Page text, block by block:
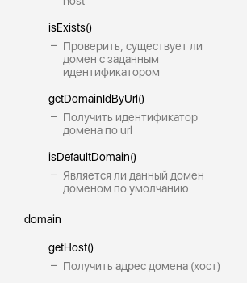
isExists()
Проверить, существует ли
домен с заданным
идентификатором
getDomainIdByUrl()
Получить идентификатор
домена по url
isDefaultDomain()
Является ли данный домен
доменом по умолчанию
domain
getHost()
Получить адрес домена (хост)